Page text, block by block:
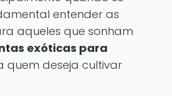
entender as
aqueles que sonham
exóticas para
quem deseja cultivar